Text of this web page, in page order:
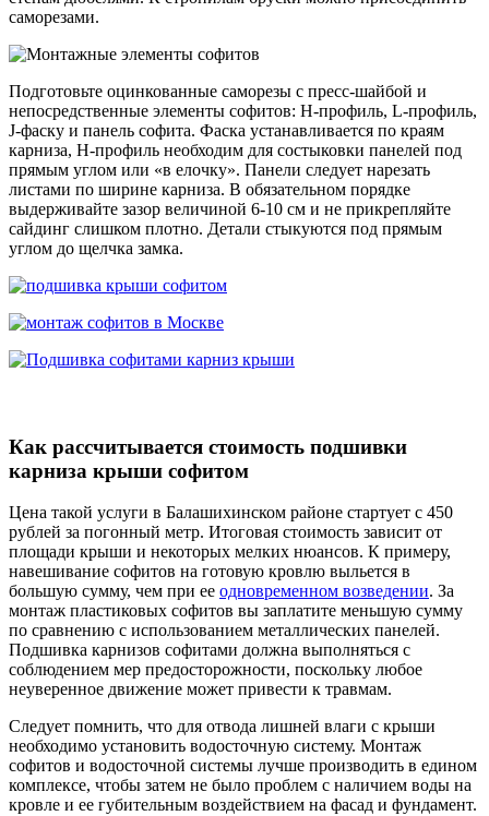
саморезами.
Подготовьте оцинкованные саморезы с пресс-шайбой и
непосредственные элементы софитов: Н-профиль, L-профиль,
J-фаску и панель софита. Фаска устанавливается по краям
карниза, Н-профиль необходим для состыковки панелей под
прямым углом или «в елочку». Панели следует нарезать
листами по ширине карниза. В обязательном порядке
выдерживайте зазор величиной 6-10 см и не прикрепляйте
сайдинг слишком плотно. Детали стыкуются под прямым
углом до щелчка замка.
Как рассчитывается стоимость подшивки
карниза крыши софитом
Цена такой услуги в Балашихинском районе стартует с 450
рублей за погонный метр. Итоговая стоимость зависит от
площади крыши и некоторых мелких нюансов. К примеру,
навешивание софитов на готовую кровлю выльется в
большую сумму, чем при ее одновременном возведении. За
монтаж пластиковых софитов вы заплатите меньшую сумму
по сравнению с использованием металлических панелей.
Подшивка карнизов софитами должна выполняться с
соблюдением мер предосторожности, поскольку любое
неуверенное движение может привести к травмам.
Следует помнить, что для отвода лишней влаги с крыши
необходимо установить водосточную систему. Монтаж
софитов и водосточной системы лучше производить в едином
комплексе, чтобы затем не было проблем с наличием воды на
кровле и ее губительным воздействием на фасад и фундамент.